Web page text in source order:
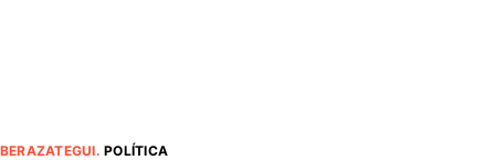
BERAZATEGUI.POLÍTICA